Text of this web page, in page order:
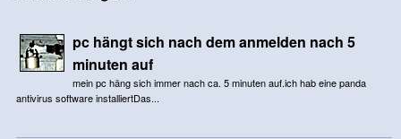
pc hängt sich nach dem anmelden nach 5
minuten auf
mein pc häng sich immer nach ca. 5 minuten auf.ich hab eine panda
antivirus software installiertDas...